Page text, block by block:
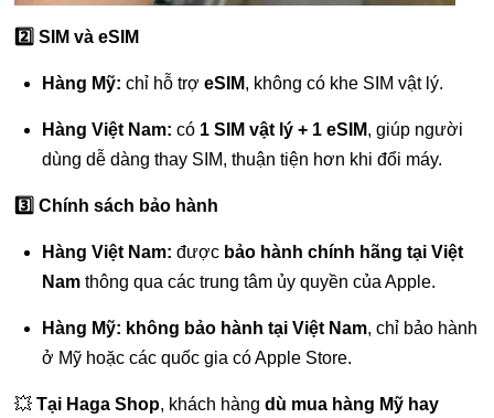
2️⃣ SIM và eSIM
Hàng Mỹ: chỉ hỗ trợeSIM, không có khe SIM vật lý.
Hàng Việt Nam: có 1 SIM vật lý + 1 eSIM, giúp người
dùng dễ dàng thay SIM, thuận tiện hơn khi đổi máy.
3️⃣ Chính sách bảo hành
Hàng Việt Nam: được bảo hành chính hãng tại Việt
Nam thông qua các trung tâm ủy quyền của Apple.
Hàng Mỹ: không bảo hành tại Việt Nam, chỉ bảo hành
ở Mỹ hoặc các quốc gia có Apple Store.
💥Tại Haga Shop, khách hàngdù mua hàng Mỹ hay